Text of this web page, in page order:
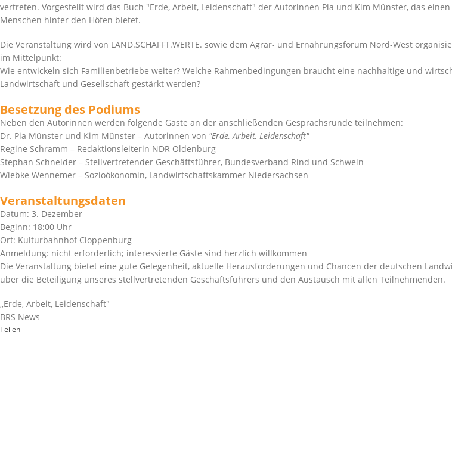
vertreten. Vorgestellt wird das Buch
Erde, Arbeit, Leidenschaft der Autorinnen Pia und Kim Münster, das
Menschen hinter den Höfen bietet.
Die Veranstaltung wird von LAND.SCHAFFT.WERTE. sowie dem Agrar- und Ernährungsforum Nord-West
im Mittelpunkt:
Wie entwickeln sich Familienbetriebe weiter? Welche Rahmenbedingungen braucht eine nachhaltige und
Landwirtschaft und Gesellschaft gestärkt werden?
Besetzung des Podiums
Neben den Autorinnen werden folgende Gäste an der anschließenden Gesprächsrunde teilnehmen:
Dr. Pia Münster und Kim Münster – Autorinnen von Erde, Arbeit, Leidenschaft
Regine Schramm – Redaktionsleiterin NDR Oldenburg
Stephan Schneider – Stellvertretender Geschäftsführer, Bundesverband Rind und Schwein
Wiebke Wennemer – Sozioökonomin, Landwirtschaftskammer Niedersachsen
Veranstaltungsdaten
Datum: 3. Dezember
Beginn: 18:00 Uhr
Ort: Kulturbahnhof Cloppenburg
Anmeldung: nicht erforderlich; interessierte Gäste sind herzlich willkommen
Die Veranstaltung bietet eine gute Gelegenheit, aktuelle Herausforderungen und Chancen der deutschen
über die Beteiligung unseres stellvertretenden Geschäftsführers und den Austausch mit allen Teilnehmenden.
,,Erde, Arbeit, Leidenschaft"
BRS News
Teilen